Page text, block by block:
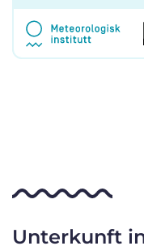
Unterkunft